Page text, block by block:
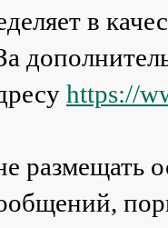
в
https://
размещать